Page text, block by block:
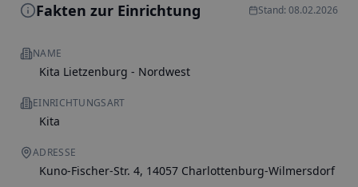
Fakten zur Einrichtung Stand: 08.02.2026
NAME
Kita Lietzenburg - Nordwest
EINRICHTUNGSART
Kita
ADRESSE
Kuno-Fischer-Str. 4, 14057 Charlottenburg-Wilmersdorf